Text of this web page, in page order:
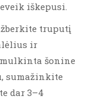
iškepusi.
truputį
ir
šonine
sumažinkite
dar 3–4